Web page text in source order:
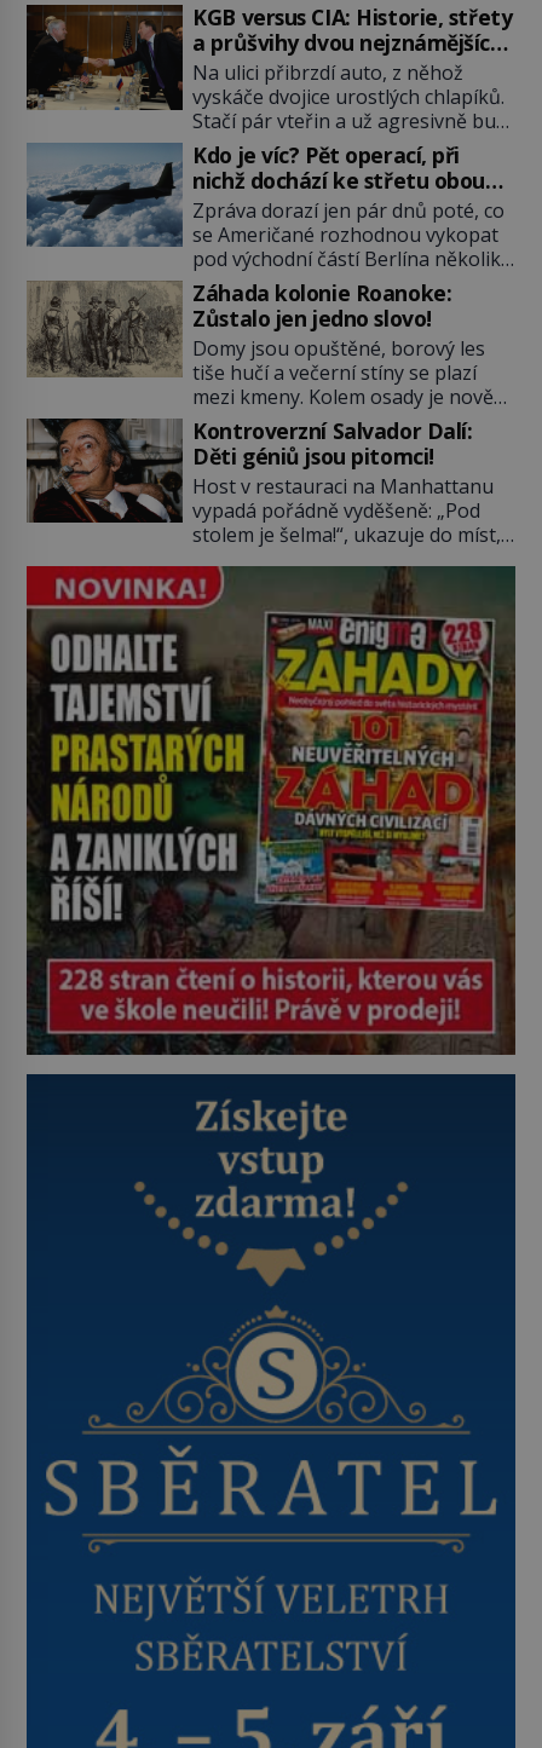
KGB versus CIA: Historie, střety
a průšvihy dvou nejznámějších
tajných služeb historie
Na ulici přibrzdí auto, z něhož
vyskáče dvojice urostlých chlapíků.
Stačí pár vteřin a už agresivně buší
na dveře. O další okamžik později
vlečou nebožáka do auta, a pak už
ho nikdy nikdo nespatří. Dostal se
totiž do rukou všemocné KGB. Jako
sourozenci, kteří si nemohou přijít
na jméno. Neustále se předhání v
plánování sabotáží, […]
Kdo je víc? Pět operací, při
nichž dochází ke střetu obou
tajných služeb
Zpráva dorazí jen pár dnů poté, co
se Američané rozhodnou vykopat
pod východní částí Berlína několik
stovek metrů dlouhý tunel. Sověti
na sobě nenechají nic znát a
nechají nepřítele, aby si myslel, že
je přechytračil. Cennou informaci
jim dodá jeden z agentů. Oba
tábory jsou zvyklé působit v pozadí
a podle situace tlačit, jak oni […]
Záhada kolonie Roanoke:
Zůstalo jen jedno slovo!
Domy jsou opuštěné, borový les
tiše hučí a večerní stíny se plazí
mezi kmeny. Kolem osady je nově
postavená palisáda, ale ani to
nejspíš nedokáže osadníky
zachránit. Muži, ženy, děti – všichni
jsou pryč. Nadobro a navždycky!
Kapitán John White (asi 1539–1593)
v srpnu 1587 naposledy zamává
své právě narozené vnučce a
vstoupí na palubu. Nechce […]
Kontroverzní Salvador Dalí:
Děti géniů jsou pitomci!
Host v restauraci na Manhattanu
vypadá pořádně vyděšeně: „Pod
stolem je šelma!“, ukazuje do míst,
Dalí nohy. „Není důvod k obavám,
to je obyčejná kočka přemalovaná
v op art designu,“ uklidňuje ho
malíř. Zabere to. Tato „kočka“ je
jeho miláčkem, jmenuje se Babou a
ve skutečnosti je to ocelot. Babou
[…]